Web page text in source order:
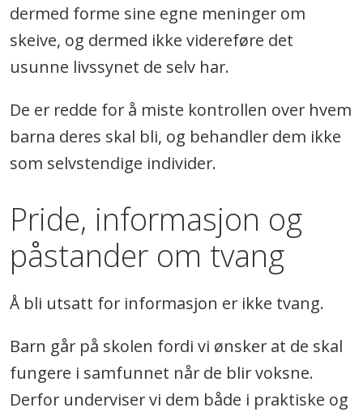
dermed forme sine egne meninger om
skeive, og dermed ikke videreføre det
usunne livssynet de selv har.
De er redde for å miste kontrollen over hvem
barna deres skal bli, og behandler dem ikke
som selvstendige individer.
Pride, informasjon og
påstander om tvang
Å bli utsatt for informasjon er ikke tvang.
Barn går på skolen fordi vi ønsker at de skal
fungere i samfunnet når de blir voksne.
Derfor underviser vi dem både i praktiske og